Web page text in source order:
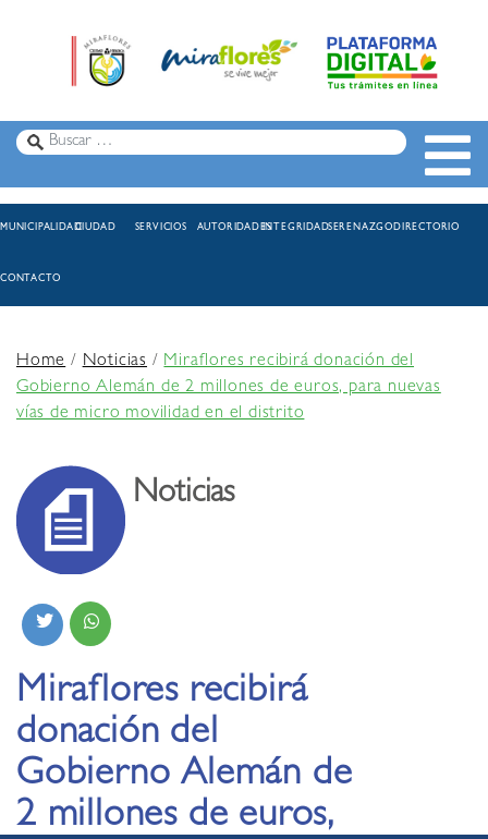
MUNICIPALIDADCIUDAD SERVICIOS AUTORIDADESINTEGRIDADSERENAZGODIRECTORIO
CONTACTO
Home/Noticias /Miraflores recibirá donación del
Gobierno Alemán de 2 millones de euros, para nuevas
vías de micro movilidad en el distrito
Noticias
Miraflores recibirá
donación del
Gobierno Alemán de
2 millones de euros,